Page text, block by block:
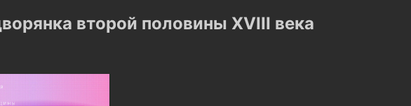
второй половины XVIII века